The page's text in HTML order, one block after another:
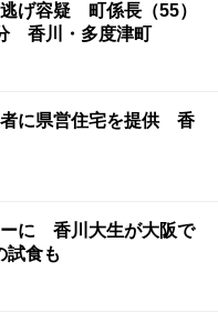
げ容疑 町係長（55）
香川・多度津町
に県営住宅を提供 香
に 香川大生が大阪で
食も